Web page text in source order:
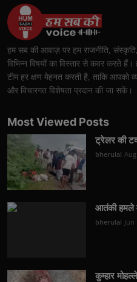
हम सब की आवाज़ पर हम राजनीति,
विभिन्न विषयों का विस्तार से कवर करते
टीम हर क्षण मेहनत करती है, ताकि आपको
और विचारगत विशेषता प्रदान की जा सकें।
Most Viewed Posts
ट्रेलर की
bherulal
आतंकी हमले
bherulal Jun
कुम्हार